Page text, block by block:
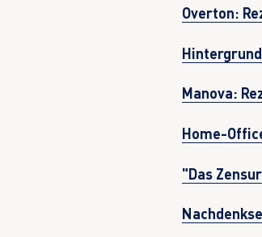
Overton:
Manova:
Home-
"Das